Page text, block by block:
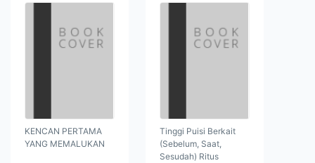
KENCAN PERTAMA
YANG MEMALUKAN
Tinggi Puisi Berkait
(Sebelum, Saat,
Sesudah) Ritus